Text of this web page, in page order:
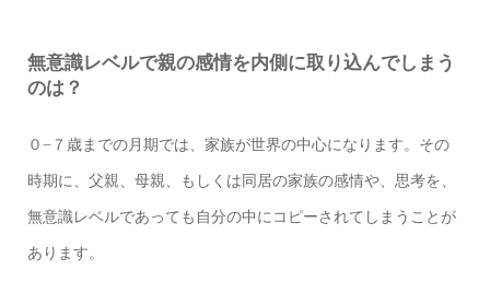
無意識レベルで親の感情を内側に取り込んでしまう
のは？
０−７歳までの月期では、家族が世界の中心になります。その
時期に、父親、母親、もしくは同居の家族の感情や、思考を、
無意識レベルであっても自分の中にコピーされてしまうことが
あります。